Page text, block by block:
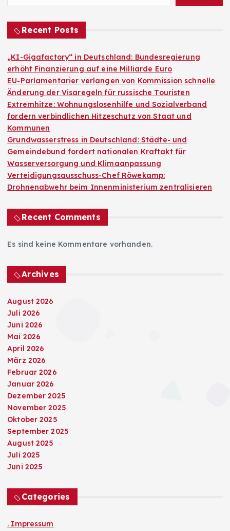
Recent Posts
„KI-Gigafactory“ in Deutschland: Bundesregierung
erhöht Finanzierung auf eine Milliarde Euro
EU-Parlamentarier verlangen von Kommission schnelle
Änderung der Visaregeln für russische Touristen
Extremhitze: Wohnungslosenhilfe und Sozialverband
fordern verbindlichen Hitzeschutz von Staat und
Kommunen
Grundwasserstress in Deutschland: Städte- und
Gemeindebund fordert nationalen Kraftakt für
Wasserversorgung und Klimaanpassung
Verteidigungsausschuss-Chef Röwekamp:
Drohnenabwehr beim Innenministerium zentralisieren
Recent Comments
Es sind keine Kommentare vorhanden.
Archives
August 2026
Juli 2026
Juni 2026
Mai 2026
April 2026
März 2026
Februar 2026
Januar 2026
Dezember 2025
November 2025
Oktober 2025
September 2025
August 2025
Juli 2025
Juni 2025
Categories
. Impressum